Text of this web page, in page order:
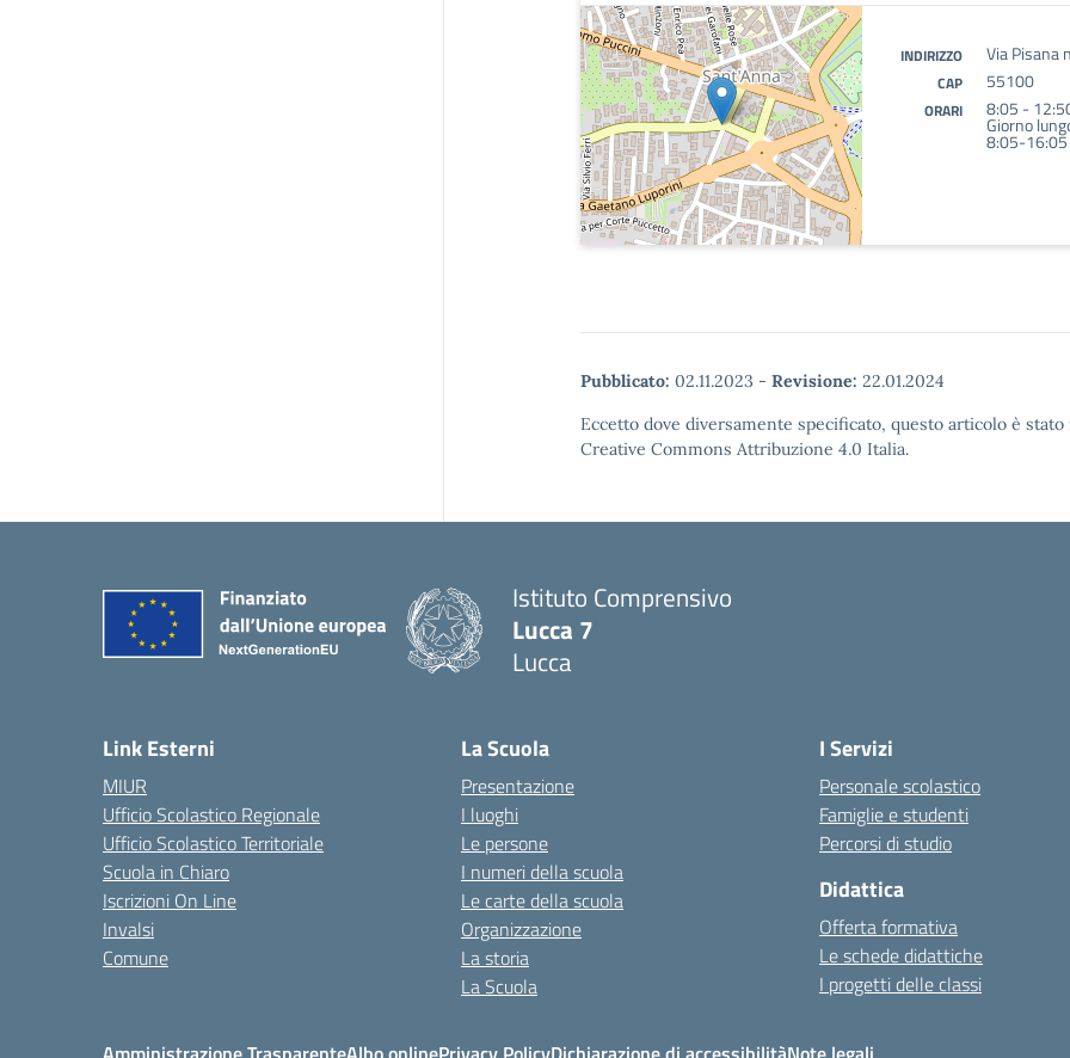
INDIRIZZO Via Pisana
CAP 55100
ORARI 8:05 -
Giorno
8:05-16:05
Pubblicato: 02.11.2023 - Revisione: 22.01.2024
Eccetto dove diversamente specificato, questo articolo è
Creative Commons Attribuzione 4.0 Italia.
Istituto Comprensivo
Lucca 7
Lucca
Link Esterni
MIUR
Ufficio Scolastico Regionale
Ufficio Scolastico Territoriale
Scuola in Chiaro
Iscrizioni On Line
Invalsi
Comune
La Scuola
Presentazione
I luoghi
Le persone
I numeri della scuola
Le carte della scuola
Organizzazione
La storia
La Scuola
I Servizi
Personale scolastico
Famiglie e studenti
Percorsi di studio
Didattica
Offerta formativa
Le schede didattiche
I progetti delle classi